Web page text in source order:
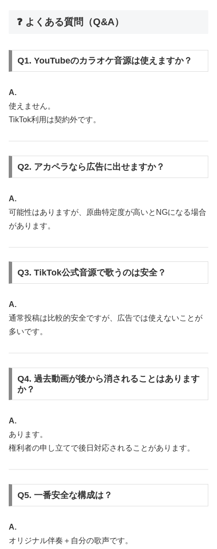
❓ よくある質問（Q&A）
Q1. YouTubeのカラオケ音源は使えますか？
A.
使えません。
TikTok利用は契約外です。
Q2. アカペラなら広告に出せますか？
A.
可能性はありますが、原曲特定度が高いとNGになる場合
があります。
Q3. TikTok公式音源で歌うのは安全？
A.
通常投稿は比較的安全ですが、広告では使えないことが
多いです。
Q4. 過去動画が後から消されることはあります
か？
A.
あります。
権利者の申し立てで後日対応されることがあります。
Q5. 一番安全な構成は？
A.
オリジナル伴奏＋自分の歌声です。